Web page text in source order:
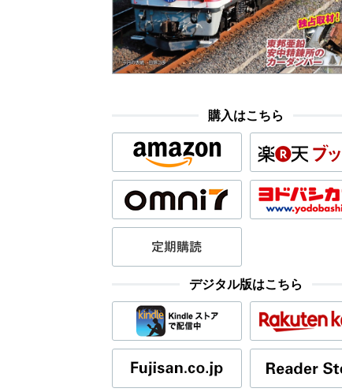
購入はこちら
デジタル版はこちら